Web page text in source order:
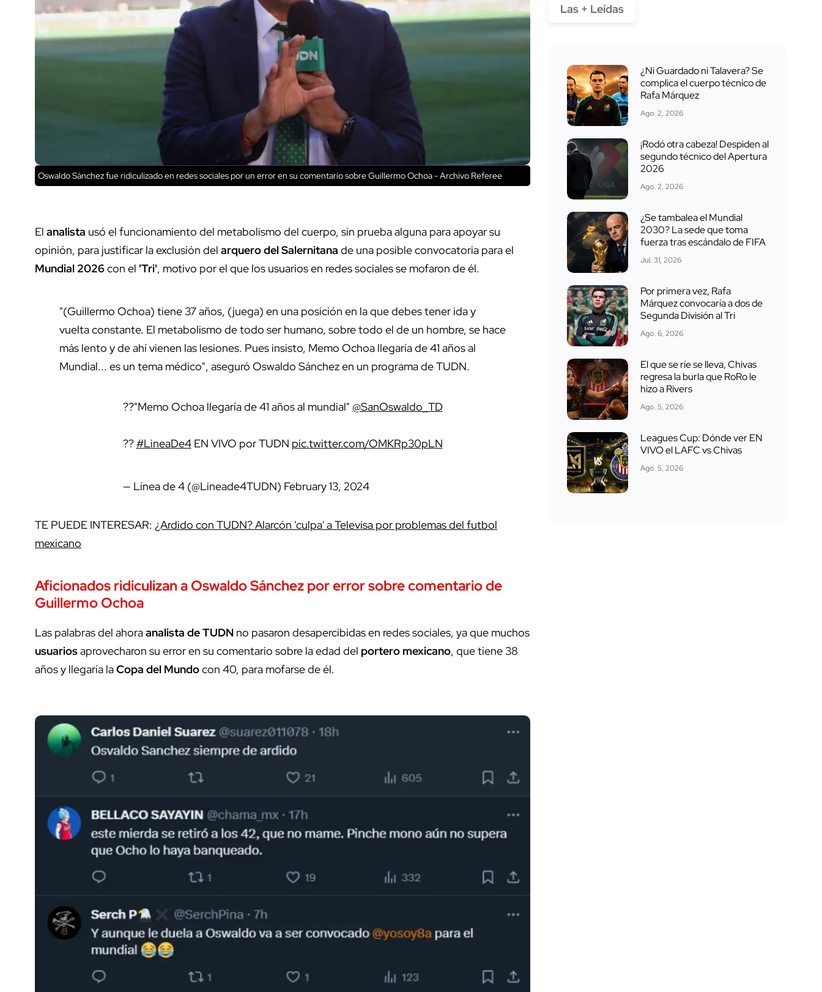
Oswaldo Sánchez fue ridiculizado en redes sociales por un error en su comentario sobre Guillermo Ochoa - Archivo Referee
El analista usó el funcionamiento del metabolismo del cuerpo, sin prueba alguna para apoyar su
opinión, para justificar la exclusión del arquero del Salernitana de una posible convocatoria para el
Mundial 2026con el 'Tri', motivo por el que los usuarios en redes sociales se mofaron de él.
"(Guillermo Ochoa) tiene 37 años, (juega) en una posición en la que debes tener ida y
vuelta constante. El metabolismo de todo ser humano, sobre todo el de un hombre, se hace
más lento y de ahí vienen las lesiones. Pues insisto, Memo Ochoa llegaría de 41 años al
Mundial... es un tema médico", aseguró Oswaldo Sánchez en un programa de TUDN.
??"Memo Ochoa llegaría de 41 años al mundial" @SanOswaldo_TD
??#LineaDe4EN VIVO por TUDN pic.twitter.com/OMKRp30pLN
— Línea de 4 (@Lineade4TUDN) February 13, 2024
TE PUEDE INTERESAR: ¿Ardido con TUDN? Alarcón 'culpa' a Televisa por problemas del futbol
mexicano
Aficionados ridiculizan a Oswaldo Sánchez por error sobre comentario de
Guillermo Ochoa
Las palabras del ahoraanalista de TUDN no pasaron desapercibidas en redes sociales, ya que muchos
usuariosaprovecharon su error en su comentario sobre la edad del portero mexicano, que tiene 38
añosy llegaría laCopa del Mundocon 40, para mofarse de él.
Las + Leídas
¿Ni Guardado ni Talavera? Se
complica el cuerpo técnico de
Rafa Márquez
Ago. 2, 2026
¡Rodó otra cabeza! Despiden al
segundo técnico del Apertura
2026
Ago. 2, 2026
¿Se tambalea el Mundial
2030? La sede que toma
fuerza tras escándalo de FIFA
Jul. 31, 2026
Por primera vez, Rafa
Márquez convocaría a dos de
Segunda División al Tri
Ago. 6, 2026
El que se ríe se lleva, Chivas
regresa la burla que RoRo le
hizo a Rivers
Ago. 5, 2026
Leagues Cup: Dónde ver EN
VIVO el LAFC vs Chivas
Ago. 5, 2026